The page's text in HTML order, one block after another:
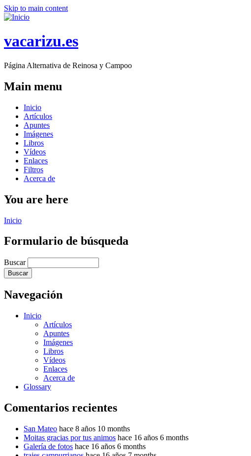
Skip to main content
vacarizu.es
Página Alternativa de Reinosa y Campoo
Main menu
Inicio
Artículos
Apuntes
Imágenes
Libros
Vídeos
Enlaces
Filtros
Acerca de
You are here
Inicio
Formulario de búsqueda
Buscar
Navegación
Inicio
Artículos
Apuntes
Imágenes
Libros
Vídeos
Enlaces
Acerca de
Glossary
Comentarios recientes
San Mateo hace 8 años 10 months
Moitas gracias por tus animos hace 16 años 6 months
Galería de fotos hace 16 años 6 months